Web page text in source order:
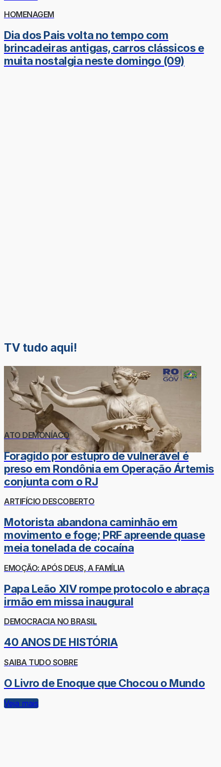
HOMENAGEM
Dia dos Pais volta no tempo com
brincadeiras antigas, carros clássicos e
muita nostalgia neste domingo (09)
TV tudo aqui!
ATO DEMONÍACO
Foragido por estupro de vulnerável é
preso em Rondônia em Operação Ártemis
conjunta com o RJ
ARTIFÍCIO DESCOBERTO
Motorista abandona caminhão em
movimento e foge; PRF apreende quase
meia tonelada de cocaína
EMOÇÃO: APÓS DEUS, A FAMÍLIA
Papa Leão XIV rompe protocolo e abraça
irmão em missa inaugural
DEMOCRACIA NO BRASIL
40 ANOS DE HISTÓRIA
SAIBA TUDO SOBRE
O Livro de Enoque que Chocou o Mundo
Veja mais